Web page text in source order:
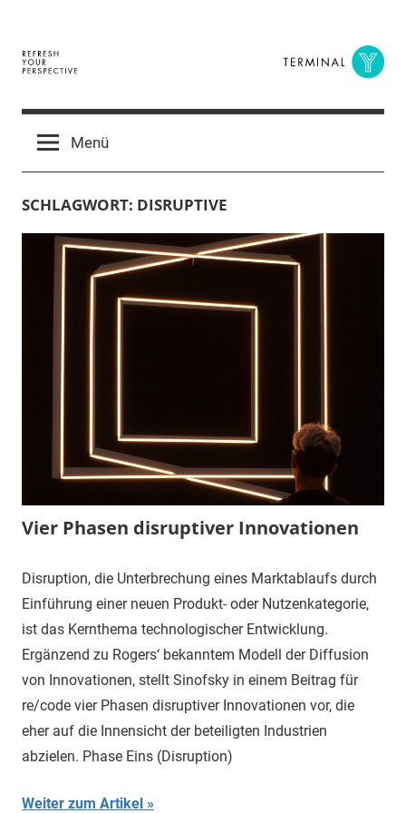
springen
Terminal
Y
Digital
BusinessMenü
SCHLAGWORT: DISRUPTIVE
Vier Phasen disruptiver Innovationen
Disruption, die Unterbrechung eines Marktablaufs durch
Einführung einer neuen Produkt- oder Nutzenkategorie,
ist das Kernthema technologischer Entwicklung.
Ergänzend zu Rogers‘ bekanntem Modell der Diffusion
von Innovationen, stellt Sinofsky in einem Beitrag für
re/code vier Phasen disruptiver Innovationen vor, die
eher auf die Innensicht der beteiligten Industrien
abzielen. Phase Eins (Disruption)
Weiter zum Artikel